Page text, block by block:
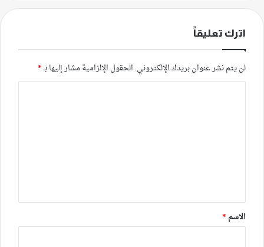
اترك تعليقاً
لن يتم نشر عنوان بريدك الإلكتروني. الحقول الإلزامية مشار إليها بـ*
*
الاسم *